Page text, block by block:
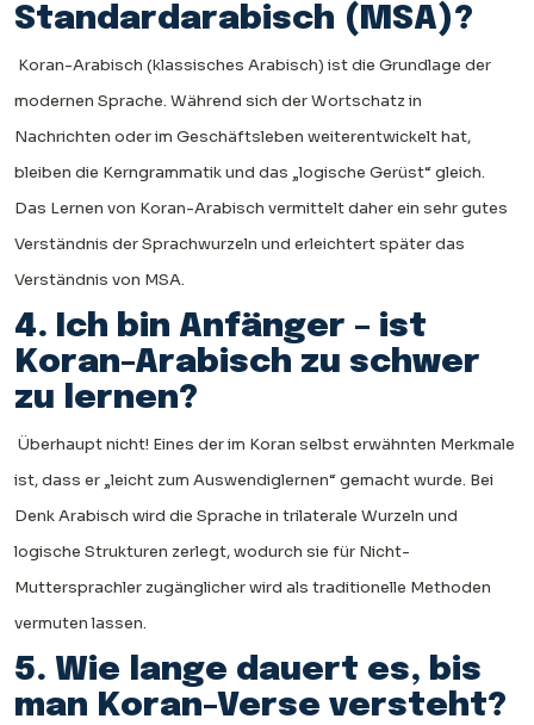
Standardarabisch (MSA)?
Koran-Arabisch (klassisches Arabisch) ist die Grundlage der
modernen Sprache. Während sich der Wortschatz in
Nachrichten oder im Geschäftsleben weiterentwickelt hat,
bleiben die Kerngrammatik und das „logische Gerüst“ gleich.
Das Lernen von Koran-Arabisch vermittelt daher ein sehr gutes
Verständnis der Sprachwurzeln und erleichtert später das
Verständnis von MSA.
4. Ich bin Anfänger – ist
Koran-Arabisch zu schwer
zu lernen?
Überhaupt nicht! Eines der im Koran selbst erwähnten Merkmale
ist, dass er „leicht zum Auswendiglernen“ gemacht wurde. Bei
Denk Arabisch wird die Sprache in trilaterale Wurzeln und
logische Strukturen zerlegt, wodurch sie für Nicht-
Muttersprachler zugänglicher wird als traditionelle Methoden
vermuten lassen.
5. Wie lange dauert es, bis
man Koran-Verse versteht?